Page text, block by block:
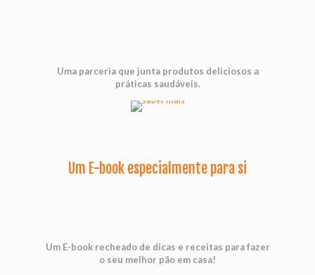
Uma parceria que junta produtos deliciosos a
práticas saudáveis.
Um E-book especialmente para si
Um E-book recheado de dicas e receitas para fazer
o seu melhor pão em casa!